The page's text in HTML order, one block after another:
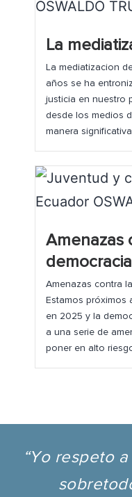
La
La mediatizacion
años se ha
justicia en nuestro
desde los medios
manera
Amenazas
Amenazas contra
Estamos próximos
en 2025 y la
a una serie de
poner en alto
“Yo respeto